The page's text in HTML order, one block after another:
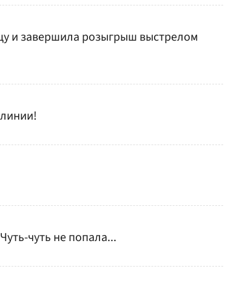
и завершила розыгрыш выстрелом
чуть не попала...